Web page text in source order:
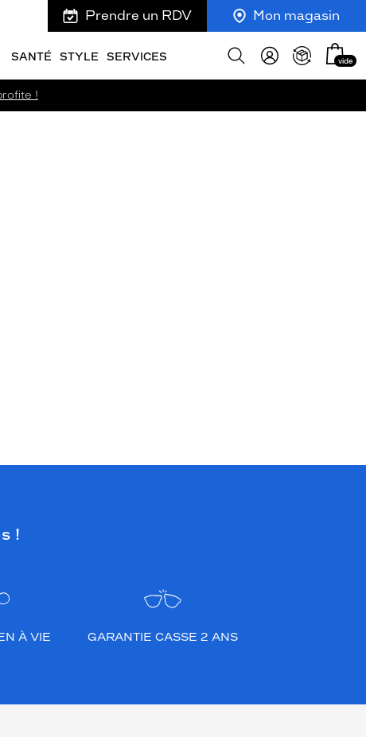
Prendre un RDV Mon magasin
SANTÉ STYLE SERVICES
Afficher
Mon
panier
vide
!
!
À VIE GARANTIE CASSE 2 ANS